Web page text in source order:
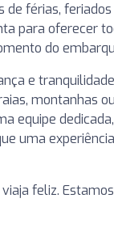
férias,
para oferecer
do
e
montanhas
equipe
uma
feliz.